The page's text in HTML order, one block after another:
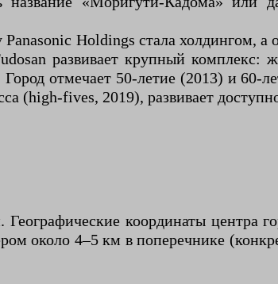
Holdings стала холдингом, а
развивает крупный комплекс:
отмечает 50-летие (2013) и 60-
(high-fives, 2019), развивает
координаты центра
около 4–5 км в поперечнике